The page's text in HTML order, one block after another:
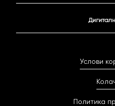
Услови
Политика